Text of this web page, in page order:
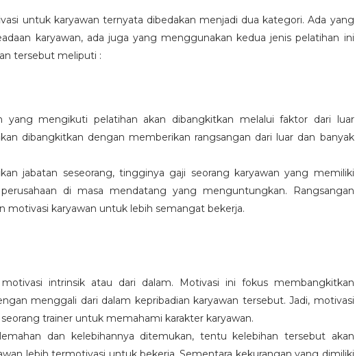
untuk karyawan ternyata dibedakan menjadi dua kategori. Ada yang
karyawan, ada juga yang menggunakan kedua jenis pelatihan ini
tersebut meliputi :
yang mengikuti pelatihan akan dibangkitkan melalui faktor dari luar
dibangkitkan dengan memberikan rangsangan dari luar dan banyak
jabatan seseorang, tingginya gaji seorang karyawan yang memiliki
di masa mendatang yang menguntungkan. Rangsangan
motivasi karyawan untuk lebih semangat bekerja.
intrinsik atau dari dalam. Motivasi ini fokus membangkitkan
menggali dari dalam kepribadian karyawan tersebut. Jadi, motivasi
trainer untuk memahami karakter karyawan.
dan kelebihannya ditemukan, tentu kelebihan tersebut akan